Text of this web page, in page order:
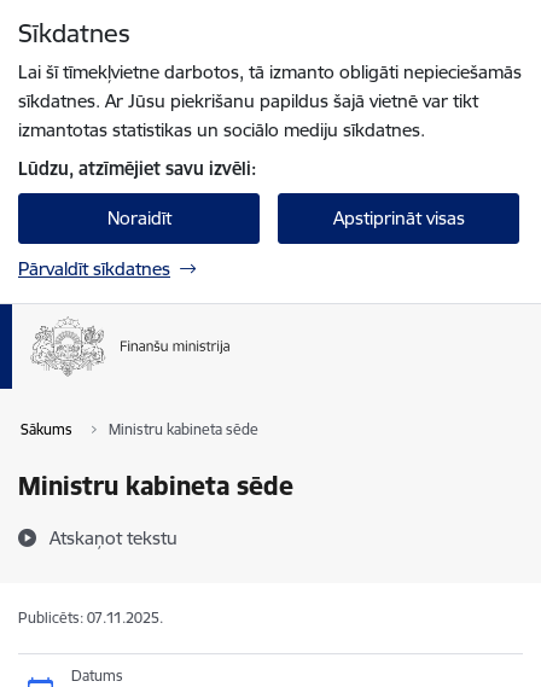
Sīkdatnes
Lai šī tīmekļvietne darbotos, tā izmanto obligāti nepieciešamās
sīkdatnes. Ar Jūsu piekrišanu papildus šajā vietnē var tikt
izmantotas statistikas un sociālo mediju sīkdatnes.
Lūdzu, atzīmējiet savu izvēli:
Noraidīt Apstiprināt visas
Pārvaldīt sīkdatnes
Sākums Ministru kabineta sēde
Ministru kabineta sēde
Atskaņot tekstu
Publicēts: 07.11.2025.
Datums